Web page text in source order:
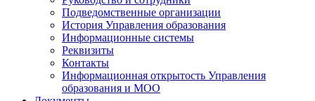
Подведомственные организации
История Управления образования
Информационные системы
Реквизиты
Контакты
Информационная открытость Управления
образования и МОО